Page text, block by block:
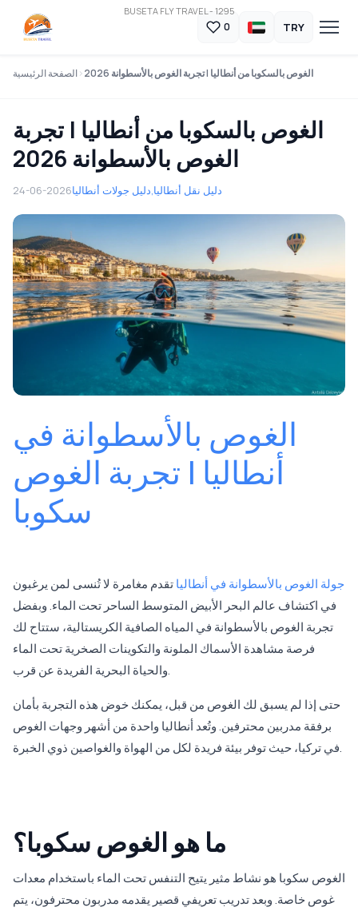
BUSETA FLY TRAVEL - 1295
0 TRY
الصفحة الرئيسية الغوص بالسكوبا من أنطاليا | تجربة الغوص بالأسطوانة 2026
الغوص بالسكوبا من أنطاليا | تجربة
الغوص بالأسطوانة 2026
24-06-2026 دليل جولات أنطاليا,دليل نقل أنطاليا
الغوص بالأسطوانة في
أنطاليا | تجربة الغوص
سكوبا
جولة الغوص بالأسطوانة في أنطالياتقدم مغامرة لا تُنسى لمن يرغبون
في اكتشاف عالم البحر الأبيض المتوسط الساحر تحت الماء. وبفضل
تجربة الغوص بالأسطوانة في المياه الصافية الكريستالية، ستتاح لك
فرصة مشاهدة الأسماك الملونة والتكوينات الصخرية تحت الماء
والحياة البحرية الفريدة عن قرب.
حتى إذا لم يسبق لك الغوص من قبل، يمكنك خوض هذه التجربة بأمان
برفقة مدربين محترفين. وتُعد أنطاليا واحدة من أشهر وجهات الغوص
في تركيا، حيث توفر بيئة فريدة لكل من الهواة والغواصين ذوي الخبرة.
ما هو الغوص سكوبا؟
الغوص سكوبا هو نشاط مثير يتيح التنفس تحت الماء باستخدام معدات
غوص خاصة. وبعد تدريب تعريفي قصير يقدمه مدربون محترفون، يتم